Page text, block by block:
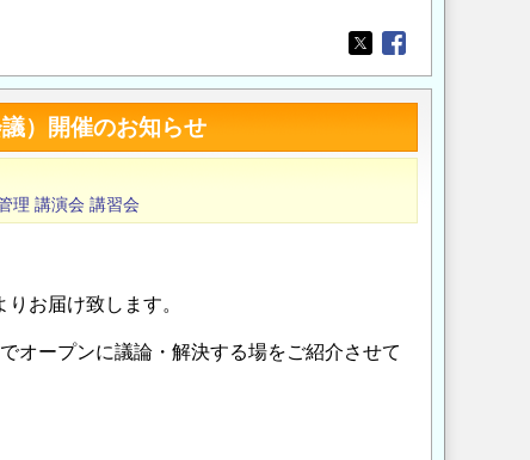
Opens in a new
Opens in a new
）開催のお知らせ
理 講演会 講習会
お届け致します。
オープンに議論・解決する場をご紹介させて